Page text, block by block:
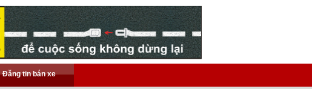
Đăng tin bán xe